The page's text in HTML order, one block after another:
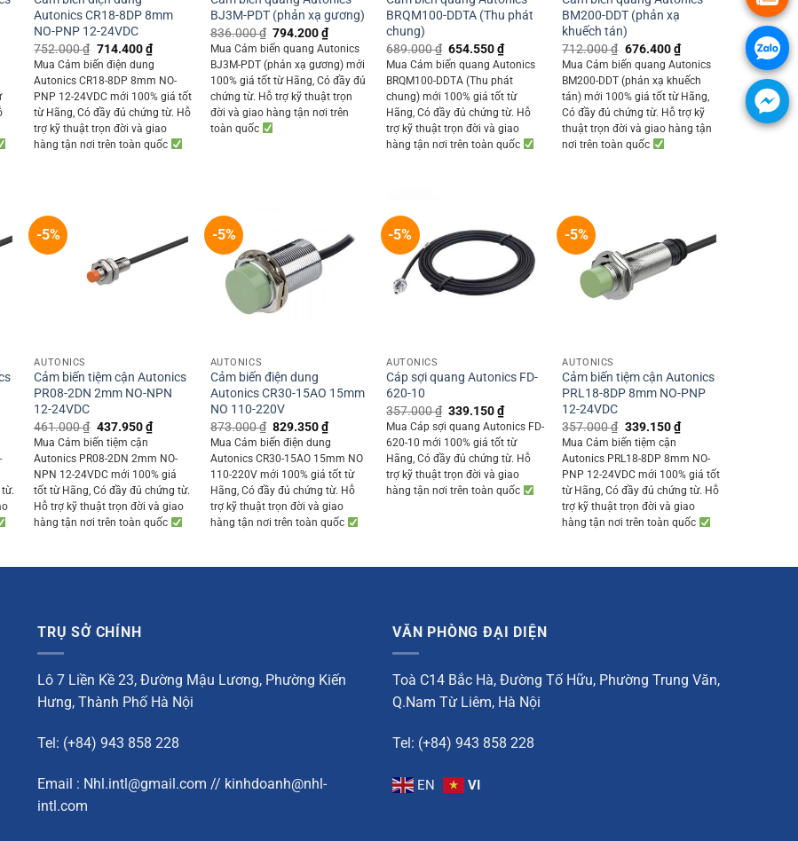
₫.
Autonics CR18-8DP 8mm
NO-PNP 12-24VDC
752.000₫ Original
price
was:
752.000 ₫.
714.400₫Current
price
is:
714.400 ₫.
Mua Cảm biến điện dung
Autonics CR18-8DP 8mm NO-
PNP 12-24VDC mới 100% giá tốt
từ Hãng, Có đầy đủ chứng từ. Hỗ
trợ kỹ thuật trọn đời và giao
hàng tận nơi trên toàn quốc
BJ3M-PDT (phản xạ gương)
836.000₫ Original
price
was:
836.000 ₫.
794.200₫Current
price
is:
794.200 ₫.
Mua Cảm biến quang Autonics
BJ3M-PDT (phản xạ gương) mới
100% giá tốt từ Hãng, Có đầy đủ
chứng từ. Hỗ trợ kỹ thuật trọn
đời và giao hàng tận nơi trên
toàn quốc
BRQM100-DDTA (Thu phát
chung)
689.000₫ Original
price
was:
689.000 ₫.
654.550₫Current
price
is:
654.550 ₫.
Mua Cảm biến quang Autonics
BRQM100-DDTA (Thu phát
chung) mới 100% giá tốt từ
Hãng, Có đầy đủ chứng từ. Hỗ
trợ kỹ thuật trọn đời và giao
hàng tận nơi trên toàn quốc
BM200-DDT (phản xạ
khuếch tán)
712.000₫ Original
price
was:
712.000 ₫.
676.400₫Current
price
is:
676.400 ₫.
Mua Cảm biến quang Autonics
BM200-DDT (phản xạ khuếch
tán) mới 100% giá tốt từ Hãng,
Có đầy đủ chứng từ. Hỗ trợ kỹ
thuật trọn đời và giao hàng tận
nơi trên toàn quốc
₫.
-5%
AUTONICS
Cảm biến tiệm cận Autonics
PR08-2DN 2mm NO-NPN
12-24VDC
461.000₫ Original
price
was:
461.000 ₫.
437.950₫Current
price
is:
437.950 ₫.
Mua Cảm biến tiệm cận
Autonics PR08-2DN 2mm NO-
NPN 12-24VDC mới 100% giá
tốt từ Hãng, Có đầy đủ chứng từ.
Hỗ trợ kỹ thuật trọn đời và giao
hàng tận nơi trên toàn quốc
-5%
AUTONICS
Cảm biến điện dung
Autonics CR30-15AO 15mm
NO 110-220V
873.000₫ Original
price
was:
873.000 ₫.
829.350₫Current
price
is:
829.350 ₫.
Mua Cảm biến điện dung
Autonics CR30-15AO 15mm NO
110-220V mới 100% giá tốt từ
Hãng, Có đầy đủ chứng từ. Hỗ
trợ kỹ thuật trọn đời và giao
hàng tận nơi trên toàn quốc
-5%
AUTONICS
Cáp sợi quang Autonics FD-
620-10
357.000₫ Original
price
was:
357.000 ₫.
339.150₫Current
price
is:
339.150 ₫.
Mua Cáp sợi quang Autonics FD-
620-10 mới 100% giá tốt từ
Hãng, Có đầy đủ chứng từ. Hỗ
trợ kỹ thuật trọn đời và giao
hàng tận nơi trên toàn quốc
-5%
AUTONICS
Cảm biến tiệm cận Autonics
PRL18-8DP 8mm NO-PNP
12-24VDC
357.000₫ Original
price
was:
357.000 ₫.
339.150₫Current
price
339.150 ₫.
Mua Cảm biến tiệm cận
Autonics PRL18-8DP 8mm NO-
PNP 12-24VDC mới 100% giá tốt
từ Hãng, Có đầy đủ chứng từ. Hỗ
trợ kỹ thuật trọn đời và giao
hàng tận nơi trên toàn quốc
TRỤ SỞ CHÍNH
Lô 7 Liền Kề 23, Đường Mậu Lương, Phường Kiến
Hưng, Thành Phố Hà Nội
Tel: (+84) 943 858 228
Email : Nhl.intl@gmail.com // kinhdoanh@nhl-
intl.com
VĂN PHÒNG ĐẠI DIỆN
Toà C14 Bắc Hà, Đường Tố Hữu, Phường Trung Văn,
Q.Nam Từ Liêm, Hà Nội
Tel: (+84) 943 858 228
EN VI